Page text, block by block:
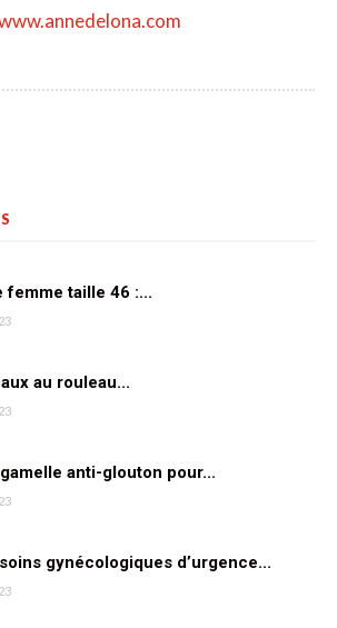
femme taille 46 :...
au rouleau...
anti-glouton pour...
gynécologiques d’urgence...